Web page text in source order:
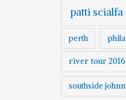
patti scialfa
perth
river tour 2016
southside